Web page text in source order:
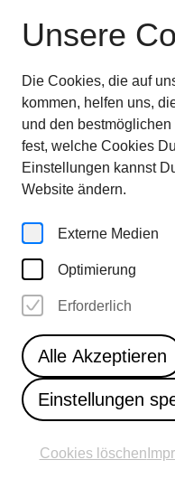
Unsere
Die Cookies, die auf
kommen, helfen uns,
und den
fest, welche Cookies
Einstellungen kannst
Website ändern.
Externe Medien
Optimierung
Erforderlich
Alle Akzeptieren
Einstellungen
Cookies löschen
Ausstellung beendet
Highlights im Überblick
28.6.—
5.10.25